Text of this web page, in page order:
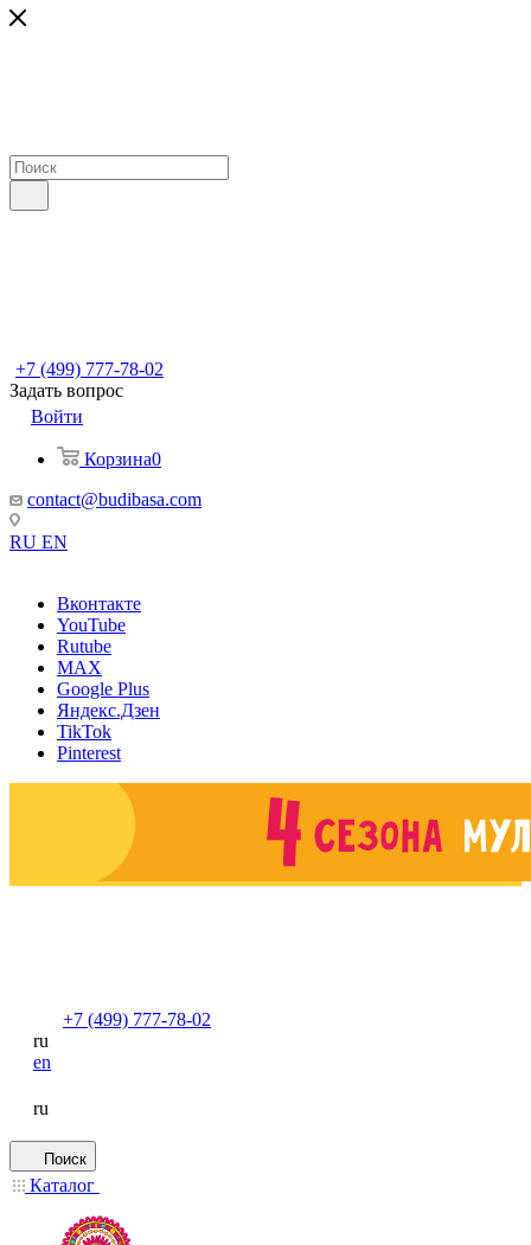
+7 (499) 777-78-02
Задать вопрос
Войти
Корзина0
contact@budibasa.com
RU EN
Вконтакте
YouTube
Rutube
MAX
Google Plus
Яндекс.Дзен
TikTok
Pinterest
+7 (499) 777-78-02
ru
en
ru
Поиск
Каталог